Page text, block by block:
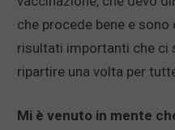
che procede bene e
risultati importanti che ci
ripartire una volta per
Mi è venuto in mente